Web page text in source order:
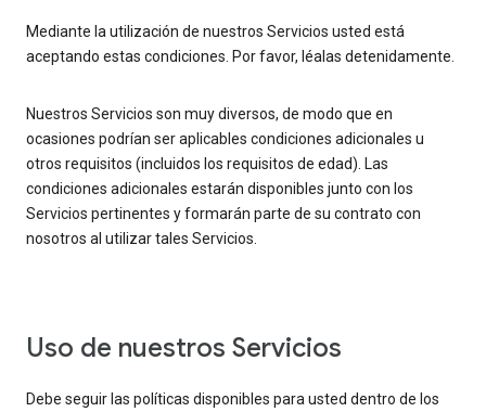
Mediante la utilización de nuestros Servicios usted está
aceptando estas condiciones. Por favor, léalas detenidamente.
Nuestros Servicios son muy diversos, de modo que en
ocasiones podrían ser aplicables condiciones adicionales u
otros requisitos (incluidos los requisitos de edad). Las
condiciones adicionales estarán disponibles junto con los
Servicios pertinentes y formarán parte de su contrato con
nosotros al utilizar tales Servicios.
Uso de nuestros Servicios
Debe seguir las políticas disponibles para usted dentro de los